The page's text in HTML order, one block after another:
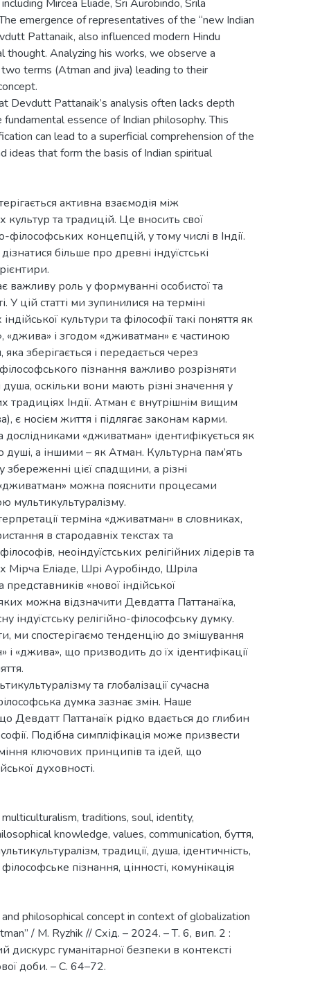
Mircea Eliade, Sri Aurobindo, Srila
emergence of representatives of the “new Indian
Pattanaik, also influenced modern Hindu
thought. Analyzing his works, we observe a
terms (Atman and jiva) leading to their
Devdutt Pattanaik’s analysis often lacks depth
essence of Indian philosophy. This
can lead to a superficial comprehension of the
ideas that form the basis of Indian spiritual
активна взаємодія між
культур та традицій. Це вносить свої
філософських концепцій, у тому числі в Індії.
більше про древні індуїстські
важливу роль у формуванні особистої та
У цій статті ми зупинилися на терміні
культури та філософії такі поняття як
«джива» і згодом «дживатман» є частиною
зберігається і передається через
пізнання важливо розрізняти
душа, оскільки вони мають різні значення у
традиціях Індії. Атман є внутрішнім вищим
є носієм життя і підлягає законам карми.
«дживатман» ідентифікується як
душі, а іншими – як Атман. Культурна пам’ять
збереженні цієї спадщини, а різні
«дживатман» можна пояснити процесами
мультикультуралізму.
терміна «дживатман» в словниках,
в стародавніх текстах та
неоіндуїстських релігійних лідерів та
Мірча Еліаде, Шрі Ауробіндо, Шріла
«нової індійської
можна відзначити Девдатта Паттанаїка,
індуїстську релігійно-філософську думку.
ми спостерігаємо тенденцію до змішування
і «джива», що призводить до їх ідентифікації
та глобалізації сучасна
думка зазнає змін. Наше
Девдатт Паттанаїк рідко вдається до глибин
Подібна симпліфікація може призвести
ключових принципів та ідей, що
духовності.
multiculturalism, traditions, soul, identity,
knowledge, values, communication, буття,
, традиції, душа, ідентичність,
філософське пізнання, цінності, комунікація
philosophical concept in context of globalization
/ M. Ryzhik // Схід. – 2024. – Т. 6, вип. 2 :
дискурс гуманітарної безпеки в контексті
доби. – С. 64–72.